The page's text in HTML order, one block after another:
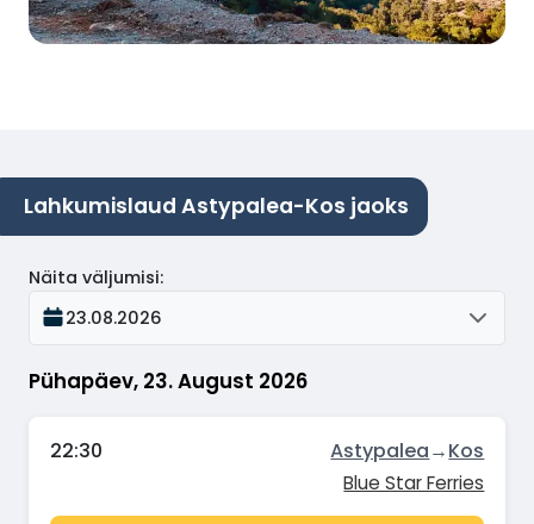
Lahkumislaud Astypalea-Kos jaoks
Pühapäev, 23. August 2026
Näita väljumisi:
23.08.2026
22:30 Astypalea→Kos
Blue Star Ferries